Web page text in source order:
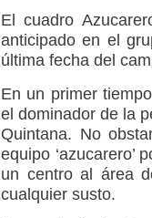
El cuadro
anticipado en el
última fecha del
En un primer
el dominador de la
Quintana. No
equipo ‘azucarero’
un centro al área
cualquier susto.